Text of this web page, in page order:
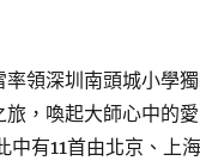
領深圳南頭城小學
旅，喚起大師心中的
有11首由北京、上